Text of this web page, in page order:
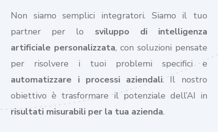
Non siamo semplici integratori. Siamo il tuo
partner per lo sviluppo di intelligenza
artificiale personalizzata, con soluzioni pensate
per risolvere i tuoi problemi specifici e
automatizzare i processi aziendali. Il nostro
obiettivo è trasformare il potenziale dell’AI in
risultati misurabili per la tua azienda.